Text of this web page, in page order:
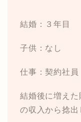
結婚：３年目
子供：なし
仕事：契約社員
結婚後に増え
の収入から捻出